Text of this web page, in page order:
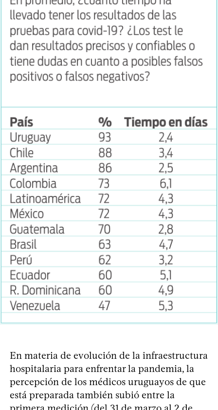
En materia de evolución de la infraestructura
hospitalaria para enfrentar la pandemia, la
percepción de los médicos uruguayos de que
está preparada también subió entre la